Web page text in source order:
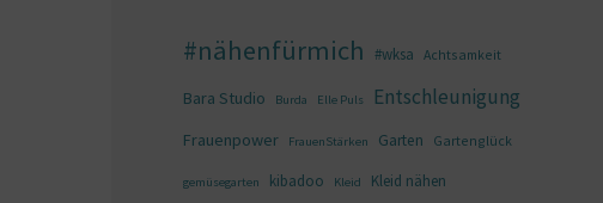
#nähenfürmich #wksa Achtsamkeit
Bara Studio Burda Elle Puls Entschleunigung
Frauenpower FrauenStärken Garten Gartenglück
gemüsegarten kibadoo Kleid Kleid nähen